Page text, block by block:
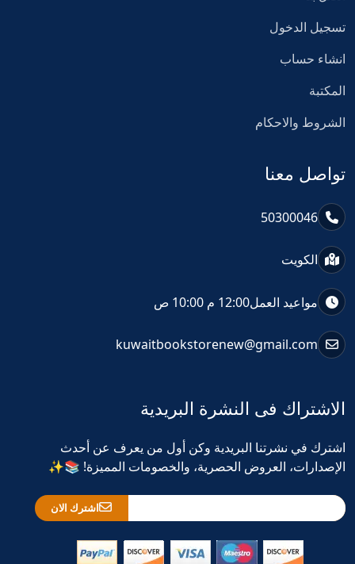
تسجيل الدخول
انشاء حساب
المكتبة
الشروط والاحكام
تواصل معنا
50300046
الكويت
مواعيد العمل12:00 م 10:00 ص
kuwaitbookstorenew@gmail.com
الاشتراك فى النشرة البريدية
اشترك في نشرتنا البريدية وكن أول من يعرف عن أحدث
الإصدارات، العروض الحصرية، والخصومات المميزة! 📚✨
اشترك الان